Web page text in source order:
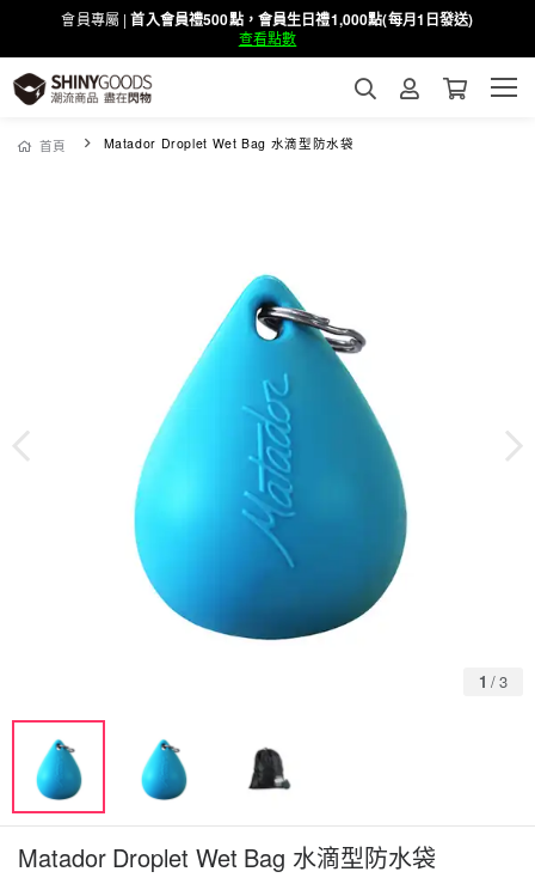
會員專屬 |首入會員禮500點，會員生日禮1,000點(每月1日發送)
查看點數
首頁 Matador Droplet Wet Bag 水滴型防水袋
1 /3
Matador Droplet Wet Bag 水滴型防水袋